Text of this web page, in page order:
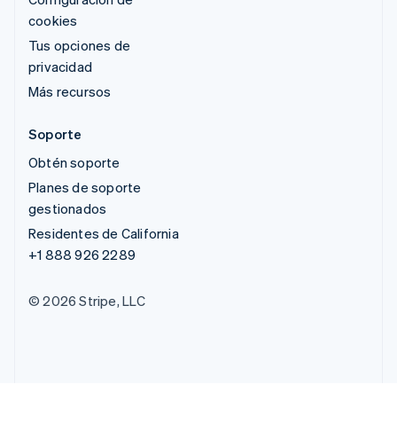
cookies
Tus opciones de
privacidad
Más recursos
Soporte
Obtén soporte
Planes de soporte
gestionados
Residentes de California
+1 888 926 2289
© 2026 Stripe, LLC